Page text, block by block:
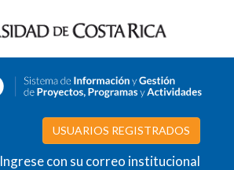
USUARIOS REGISTRADOS
Ingrese con su correo institucional